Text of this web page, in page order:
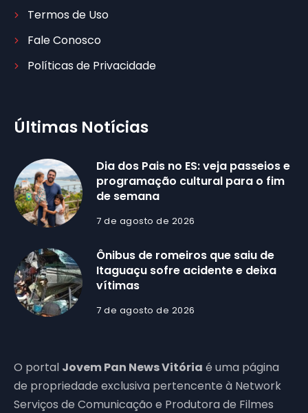
Termos de Uso
Fale Conosco
Políticas de Privacidade
Últimas Notícias
Dia dos Pais no ES: veja passeios e
programação cultural para o fim
de semana
7 de agosto de 2026
Ônibus de romeiros que saiu de
Itaguaçu sofre acidente e deixa
vítimas
7 de agosto de 2026
O portal Jovem Pan News Vitória é uma página
de propriedade exclusiva pertencente à Network
Serviços de Comunicação e Produtora de Filmes